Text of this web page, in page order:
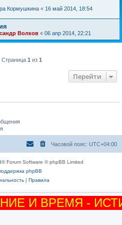
Кормушкина « 16 май 2014, 18:54
Волков « 06 апр 2014, 22:21
Страница 1 из 1
Перейти
Часовой пояс: UTC+04:00
® Forum Software © phpBB Limited
phpBB
| Правила
И ВРЕМЯ -